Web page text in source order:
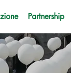
Partnership